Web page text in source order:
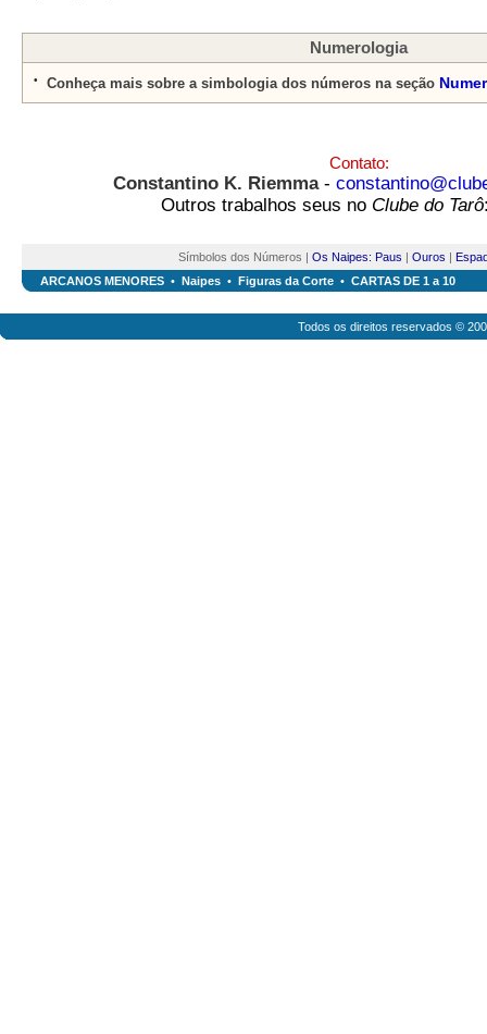
Numerologia
• Conheça mais sobre a simbologia dos números na seção
Contato:
Constantino K. Riemma -
Outros trabalhos seus no Clube do Tarô
Símbolos dos Números | Os Naipes: Paus | Ouros |
ARCANOS MENORES • Naipes • Figuras da Corte • CARTAS DE 1 a 10
Todos os direitos reservados ©